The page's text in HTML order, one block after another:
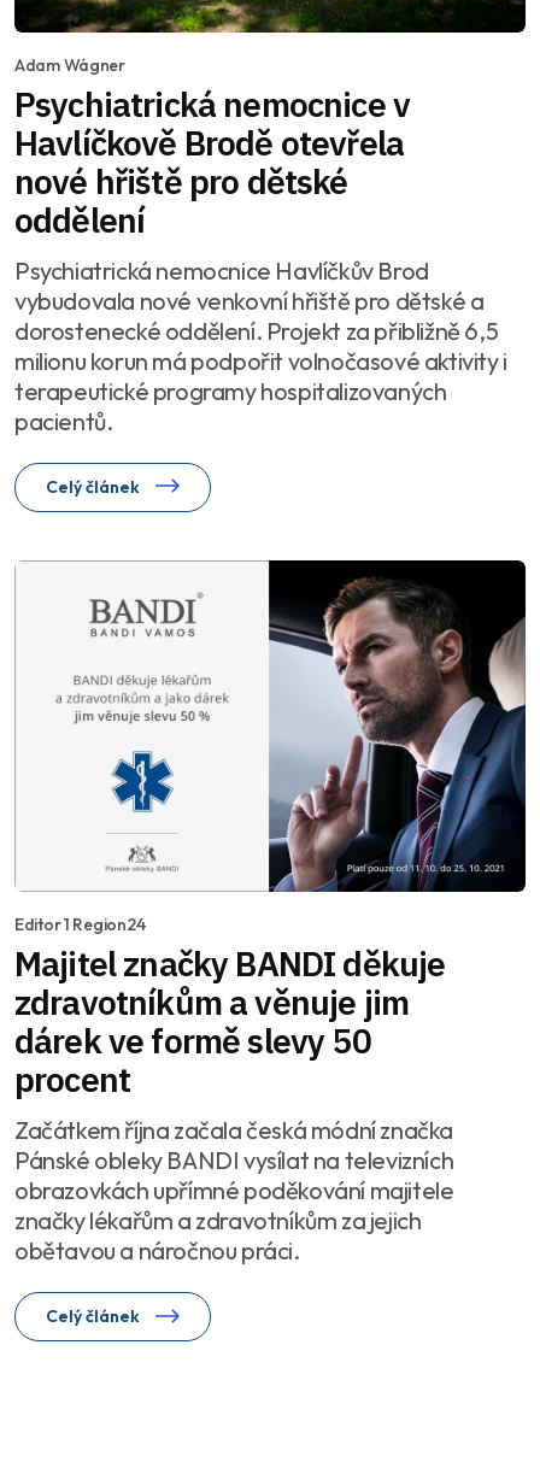
Adam Wágner
Psychiatrická nemocnice v
Havlíčkově Brodě otevřela
nové hřiště pro dětské
oddělení
Psychiatrická nemocnice Havlíčkův Brod
vybudovala nové venkovní hřiště pro dětské a
dorostenecké oddělení. Projekt za přibližně 6,5
milionu korun má podpořit volnočasové aktivity i
terapeutické programy hospitalizovaných
pacientů.
Celý článek
Editor 1 Region24
Majitel značky BANDI děkuje
zdravotníkům a věnuje jim
dárek ve formě slevy 50
procent
Začátkem října začala česká módní značka
Pánské obleky BANDI vysílat na televizních
obrazovkách upřímné poděkování majitele
značky lékařům a zdravotníkům za jejich
obětavou a náročnou práci.
Celý článek